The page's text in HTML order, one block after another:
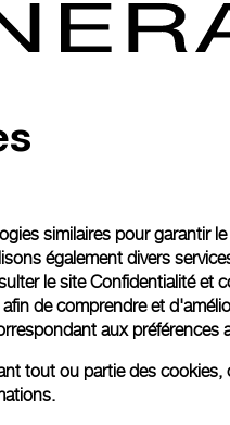
similaires pour garantir
également divers
lesite Confidentialité et
de comprendre et
aux préférences
tout ou partie des cookies,